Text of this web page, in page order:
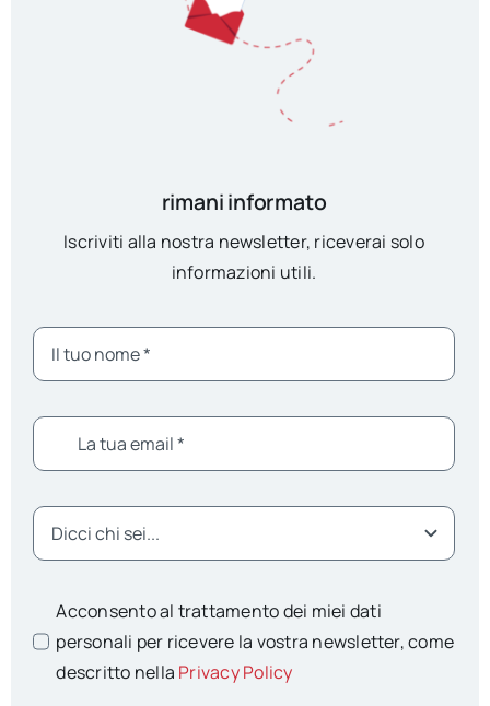
rimani informato
Iscriviti alla nostra newsletter, riceverai solo
informazioni utili.
Acconsento al trattamento dei miei dati
personali per ricevere la vostra newsletter, come
descritto nella Privacy Policy